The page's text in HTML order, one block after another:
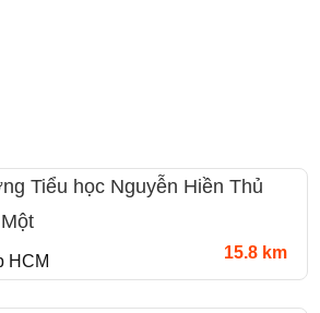
Tiểu học Nguyễn Hiền Thủ
HCM 15.8 km